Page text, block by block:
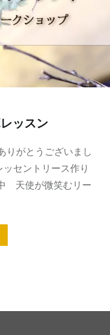
ッスン
りがとうございまし
セントリース作り
天使が微笑むリー